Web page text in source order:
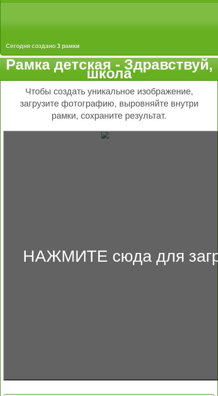
Сегодня создано 3 рамки
Рамка детская - Здравствуй,
школа
Чтобы создать уникальное изображение,
загрузите фотографию, выровняйте внутри
рамки, сохраните результат.
НАЖМИТЕ сюда для